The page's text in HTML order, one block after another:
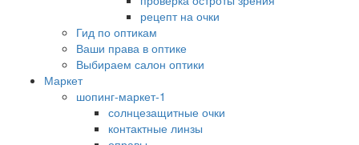
рецепт на очки
Гид по оптикам
Ваши права в оптике
Выбираем салон оптики
Маркет
шопинг-маркет-1
солнцезащитные очки
контактные линзы